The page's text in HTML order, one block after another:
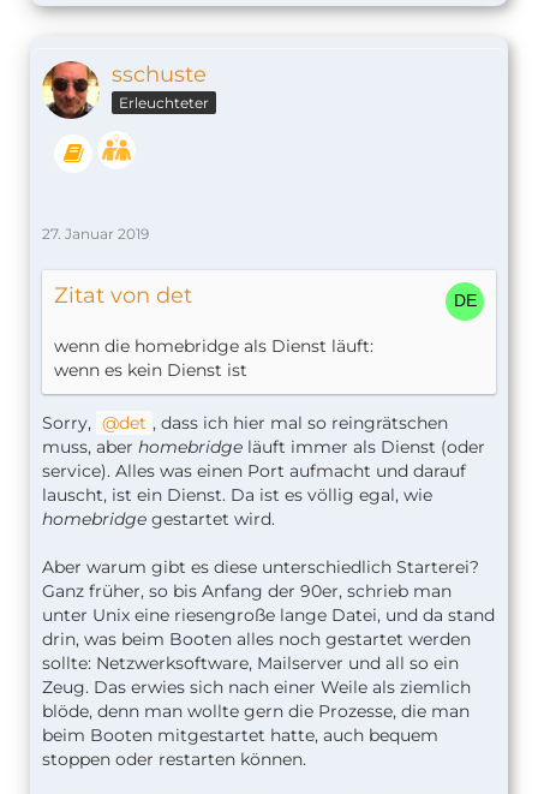
sschuste
Erleuchteter
27. Januar 2019
Zitat von det
wenn die homebridge als Dienst läuft:
wenn es kein Dienst ist
Sorry, det , dass ich hier mal so reingrätschen
muss, aber homebridge läuft immer als Dienst (oder
service). Alles was einen Port aufmacht und darauf
lauscht, ist ein Dienst. Da ist es völlig egal, wie
homebridge gestartet wird.
Aber warum gibt es diese unterschiedlich Starterei?
Ganz früher, so bis Anfang der 90er, schrieb man
unter Unix eine riesengroße lange Datei, und da stand
drin, was beim Booten alles noch gestartet werden
sollte: Netzwerksoftware, Mailserver und all so ein
Zeug. Das erwies sich nach einer Weile als ziemlich
blöde, denn man wollte gern die Prozesse, die man
beim Booten mitgestartet hatte, auch bequem
stoppen oder restarten können.